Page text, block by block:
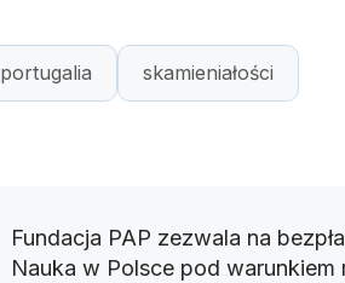
portugalia skamieniałości
Fundacja PAP zezwala na
Nauka w Polsce pod